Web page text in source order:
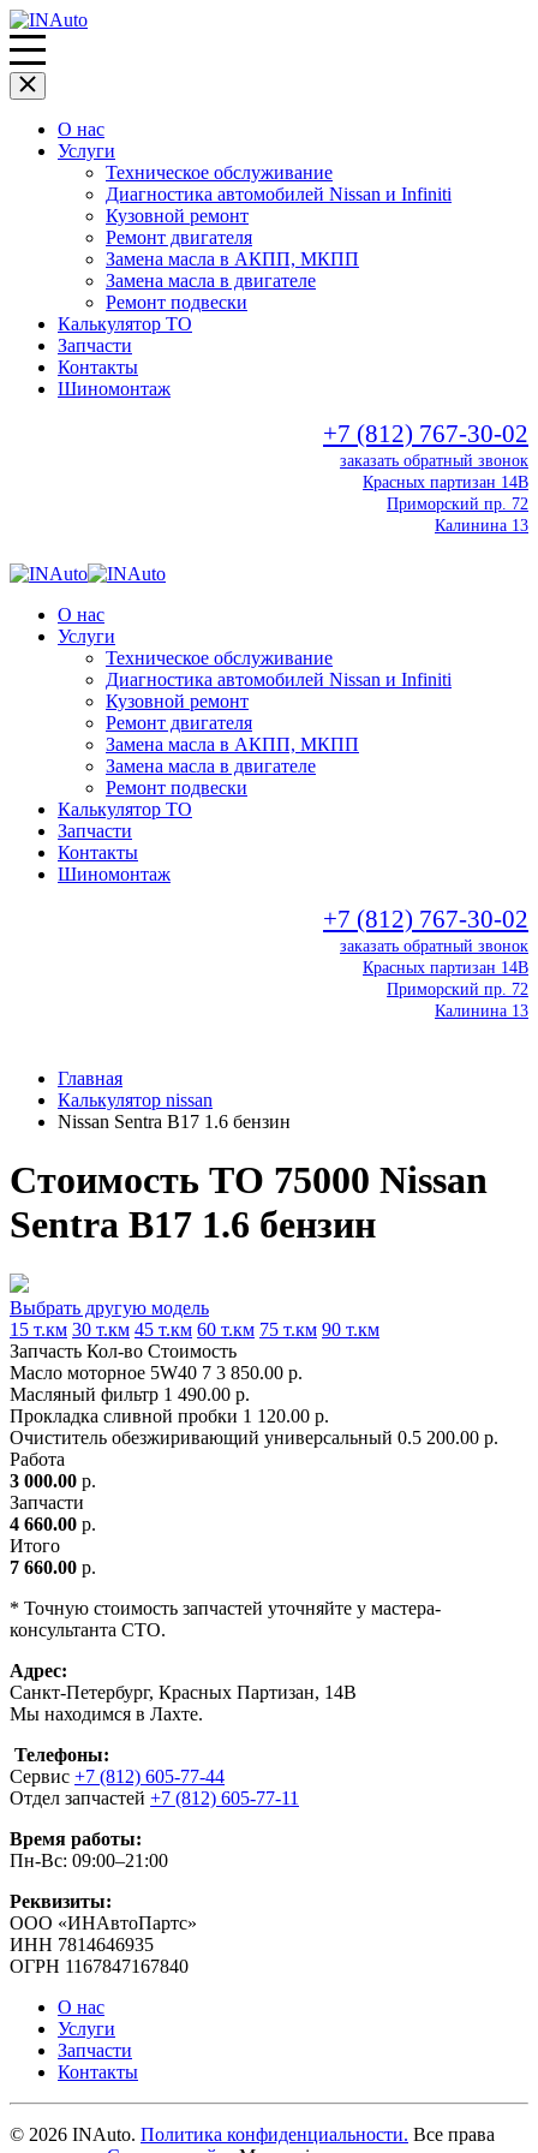
О нас
Услуги
Техническое обслуживание
Диагностика автомобилей Nissan и Infiniti
Кузовной ремонт
Ремонт двигателя
Замена масла в АКПП, МКПП
Замена масла в двигателе
Ремонт подвески
Калькулятор ТО
Запчасти
Контакты
Шиномонтаж
+7 (812) 767-30-02
заказать обратный звонок
Красных партизан 14В
Приморский пр. 72
Калинина 13
О нас
Услуги
Техническое обслуживание
Диагностика автомобилей Nissan и Infiniti
Кузовной ремонт
Ремонт двигателя
Замена масла в АКПП, МКПП
Замена масла в двигателе
Ремонт подвески
Калькулятор ТО
Запчасти
Контакты
Шиномонтаж
+7 (812) 767-30-02
заказать обратный звонок
Красных партизан 14В
Приморский пр. 72
Калинина 13
Главная
Калькулятор nissan
Nissan Sentra B17 1.6 бензин
Стоимость ТО 75000 Nissan
Sentra B17 1.6 бензин
Выбрать другую модель
15 т.км 30 т.км 45 т.км 60 т.км 75 т.км 90 т.км
Запчасть Кол-во Стоимость
Масло моторное 5W40 7 3 850.00 р.
Масляный фильтр 1 490.00 р.
Прокладка сливной пробки 1 120.00 р.
Очиститель обезжиривающий универсальный 0.5 200.00 р.
Работа
3 000.00 р.
Запчасти
4 660.00 р.
Итого
7 660.00 р.
* Точную стоимость запчастей уточняйте у мастера-
консультанта СТО.
Адрес:
Санкт-Петербург, Красных Партизан, 14В
Мы находимся в Лахте.
Телефоны:
Сервис +7 (812) 605-77-44
Отдел запчастей +7 (812) 605-77-11
Время работы:
Пн-Вс: 09:00–21:00
Реквизиты:
ООО «ИНАвтоПартс»
ИНН 7814646935
ОГРН 1167847167840
О нас
Услуги
Запчасти
Контакты
© 2026 INAuto. Политика конфиденциальности. Все права